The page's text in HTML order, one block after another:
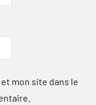
mon site dans le